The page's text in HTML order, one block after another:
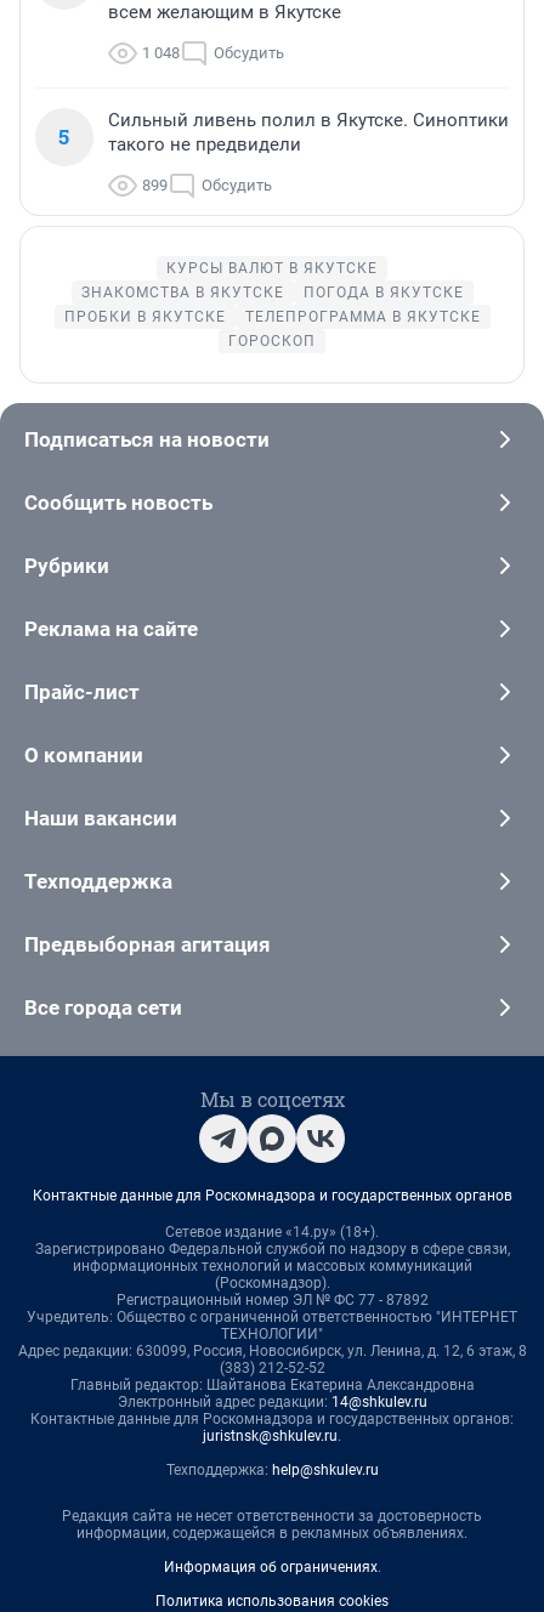
всем желающим в Якутске
1 048 Обсудить
5
Сильный ливень полил в Якутске. Синоптики
такого не предвидели
899 Обсудить
КУРСЫ ВАЛЮТ В ЯКУТСКЕ
ЗНАКОМСТВА В ЯКУТСКЕ
ПОГОДА В ЯКУТСКЕ
ПРОБКИ В ЯКУТСКЕ
ТЕЛЕПРОГРАММА В ЯКУТСКЕ
ГОРОСКОП
Подписаться на новости
Сообщить новость
Рубрики
Реклама на сайте
Прайс-лист
О компании
Наши вакансии
Техподдержка
Предвыборная агитация
Все города сети
Мы в соцсетях
Контактные данные для Роскомнадзора и государственных органов
Сетевое издание «14.ру» (18+).
Зарегистрировано Федеральной службой по надзору в сфере связи,
информационных технологий и массовых коммуникаций
(Роскомнадзор).
Регистрационный номер ЭЛ № ФС 77 - 87892
Учредитель: Общество с ограниченной ответственностью "ИНТЕРНЕТ
ТЕХНОЛОГИИ"
Адрес редакции: 630099, Россия, Новосибирск, ул. Ленина, д. 12, 6 этаж, 8
(383) 212-52-52
Главный редактор: Шайтанова Екатерина Александровна
Электронный адрес редакции: 14@shkulev.ru
Контактные данные для Роскомнадзора и государственных органов:
juristnsk@shkulev.ru.
Техподдержка: help@shkulev.ru
Редакция сайта не несет ответственности за достоверность
информации, содержащейся в рекламных объявлениях.
Информация об ограничениях.
Политика использования cookies